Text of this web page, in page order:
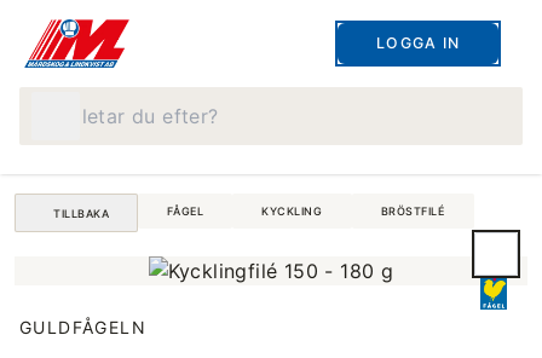
LOGGA IN
TILLBAKA FÅGEL KYCKLING BRÖSTFILÉ
GULDFÅGELN